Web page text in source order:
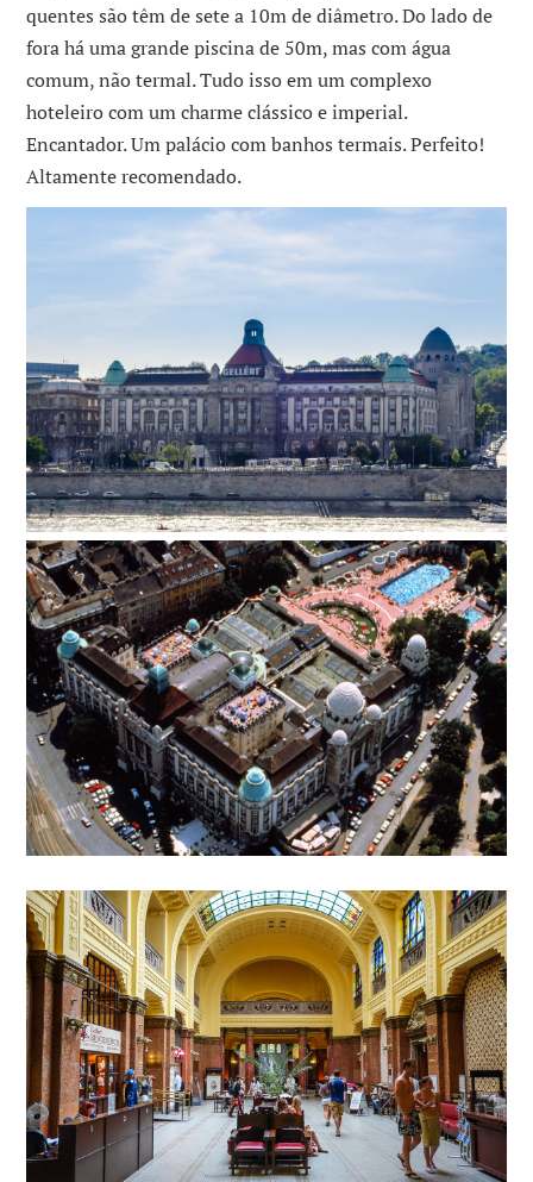
quentes são têm de sete a 10m de diâmetro. Do lado de
fora há uma grande piscina de 50m, mas com água
comum, não termal. Tudo isso em um complexo
hoteleiro com um charme clássico e imperial.
Encantador. Um palácio com banhos termais. Perfeito!
Altamente recomendado.